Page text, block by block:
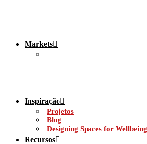
Markets
Inspiração
Projetos
Blog
Designing Spaces for Wellbeing
Recursos